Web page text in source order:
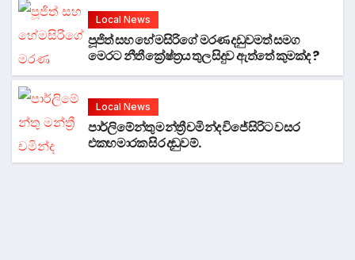
Local News
පූජිත් සහ හේමසිරිගේ මරණ දඩුවමත් සමග
මෙරට නීතී ක්‍රේෂ්ත්‍රය තුල සිදුව ඇත්තේ කුමක්ද ?
Local News
පාර්ලිමේන්තු මන්ත්‍රී චමින්ද විජේසිරිට වසර
එකහමාරක සිර දඬුවම්.